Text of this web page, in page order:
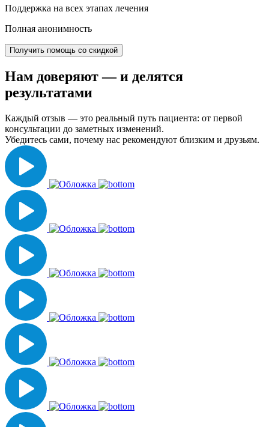
Поддержка на всех этапах лечения
Полная анонимность
Получить помощь со скидкой
Нам доверяют— и делятся
результатами
Каждый отзыв — это реальный путь пациента: от первой
консультации до заметных изменений.
Убедитесь сами, почему нас рекомендуют близким и друзьям.